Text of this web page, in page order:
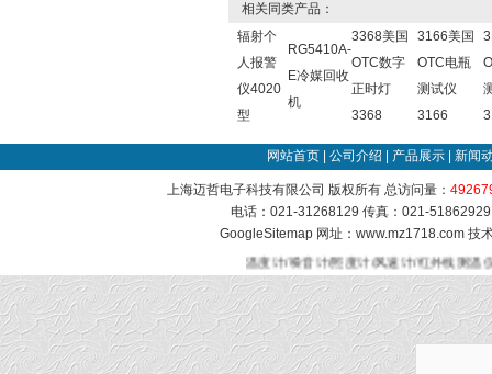
相关同类产品：
辐射个
人报警
仪4020
型
RG5410A-
E冷媒回收
机
3368美国
OTC数字
正时灯
3368
3166美国
OTC电瓶
测试仪
3166
网站首页 公司介绍 产品展示 新闻
上海迈哲电子科技有限公司 版权所有 总访问量：
电话：021-31268129 传真：021-
GoogleSitemap网址：www.mz1718.com 技
温度计/噪音计/照度计/风速计/红外线测温